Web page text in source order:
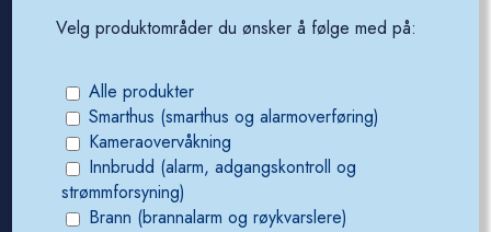
Generelle henvendelser
E-post
salg@noby.no
Telefon
23 03 14 00
Velg produktområder du ønsker å følge med på:
Alle produkter
Smarthus (smarthus og alarmoverføring)
Kameraovervåkning
Innbrudd (alarm, adgangskontroll og
strømmforsyning)
Brann (brannalarm og røykvarslere)